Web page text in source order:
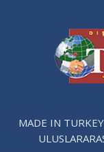
MADE IN